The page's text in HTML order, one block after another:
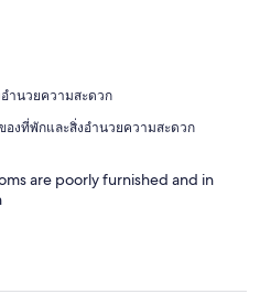
ำนวยความสะดวก
งที่พักและสิ่งอำนวยความสะดวก
are poorly furnished and in